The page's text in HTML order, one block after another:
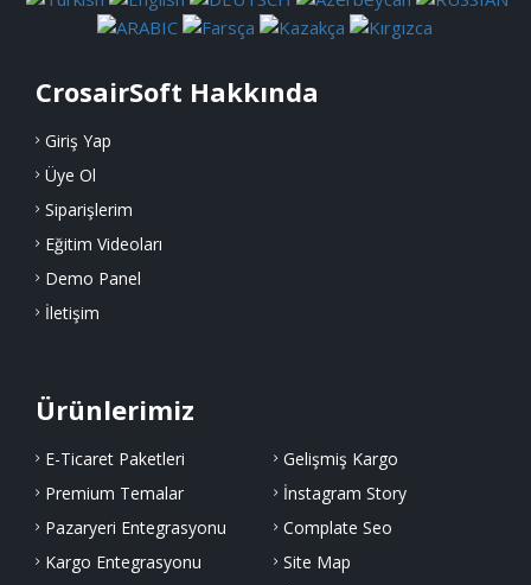
CrosairSoft Hakkında
Giriş Yap
Üye Ol
Siparişlerim
Eğitim Videoları
Demo Panel
İletişim
Ürünlerimiz
E-Ticaret Paketleri
Premium Temalar
Pazaryeri Entegrasyonu
Kargo Entegrasyonu
Gelişmiş Kargo
İnstagram Story
Complate Seo
Site Map